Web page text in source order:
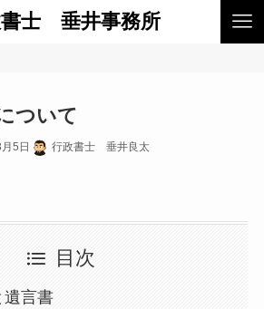
士 垂井事務所
ついて
5日 行政書士 垂井良太
目次
遺言書